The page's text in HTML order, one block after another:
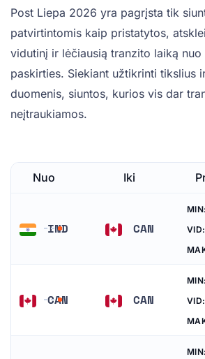
Post Liepa 2026 yra pagrįsta tik
patvirtintomis kaip pristatytos,
vidutinį ir lėčiausią tranzito laiką
paskirties. Siekiant užtikrinti tikslius
duomenis, siuntos, kurios vis dar
neįtraukiamos.
Nuo Iki
IND CAN
MIN:
VID:
CAN CAN
MIN:
VID:
MIN: